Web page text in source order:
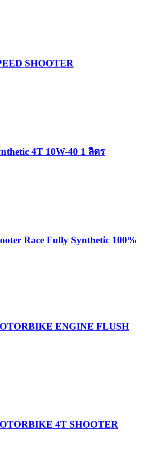
SHOOTER
4T 10W-40 1 ลิตร
Race Fully Synthetic 100%
ENGINE FLUSH
4T SHOOTER